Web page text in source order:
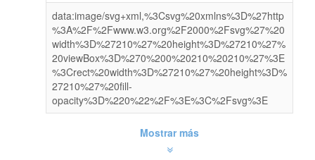
data:image/svg+xml,%3Csvg%20xmlns%3D%27http
%3A%2F%2Fwww.w3.org%2F2000%2Fsvg%27%20
width%3D%27210%27%20height%3D%27210%27%
20viewBox%3D%270%200%20210%20210%27%3E
%3Crect%20width%3D%27210%27%20height%3D%
27210%27%20fill-
opacity%3D%220%22%2F%3E%3C%2Fsvg%3E
Mostrar más